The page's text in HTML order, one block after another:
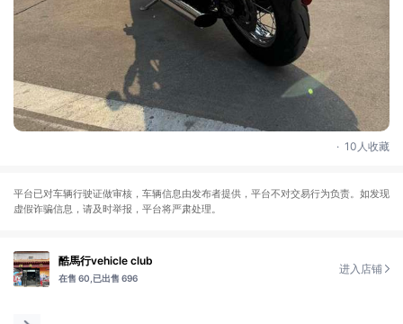
. 10人收藏
平台已对车辆行驶证做审核，车辆信息由发布者提供，平台不对交易行为负责。如发现
虚假诈骗信息，请及时举报，平台将严肃处理。
酷馬行vehicle club
在售 60, 已出售 696
进入店铺